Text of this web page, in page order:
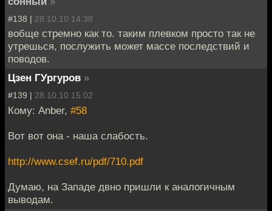
#138 | 28.10.10 14:38
вобще стремно как то. таким плевком просто так не
утрешься, послужить может массе последствий и
поводов.
Цзен ГУргуров »
#139 | 28.10.10 15:02
Кому: Anber, #58
Вот вот она - наша слабость.
http://www.csef.ru/pdf/710.pdf
Думаю, на Западе двно пришли к аналогичным
выводам.